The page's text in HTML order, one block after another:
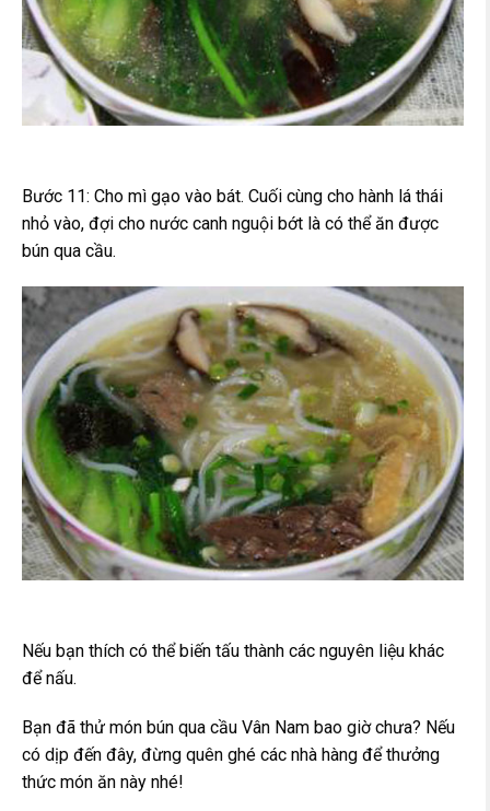
Bước 11: Cho mì gạo vào bát. Cuối cùng cho hành lá thái
nhỏ vào, đợi cho nước canh nguội bớt là có thể ăn được
bún qua cầu.
Nếu bạn thích có thể biến tấu thành các nguyên liệu khác
để nấu.
Bạn đã thử món bún qua cầu Vân Nam bao giờ chưa? Nếu
có dịp đến đây, đừng quên ghé các nhà hàng để thưởng
thức món ăn này nhé!